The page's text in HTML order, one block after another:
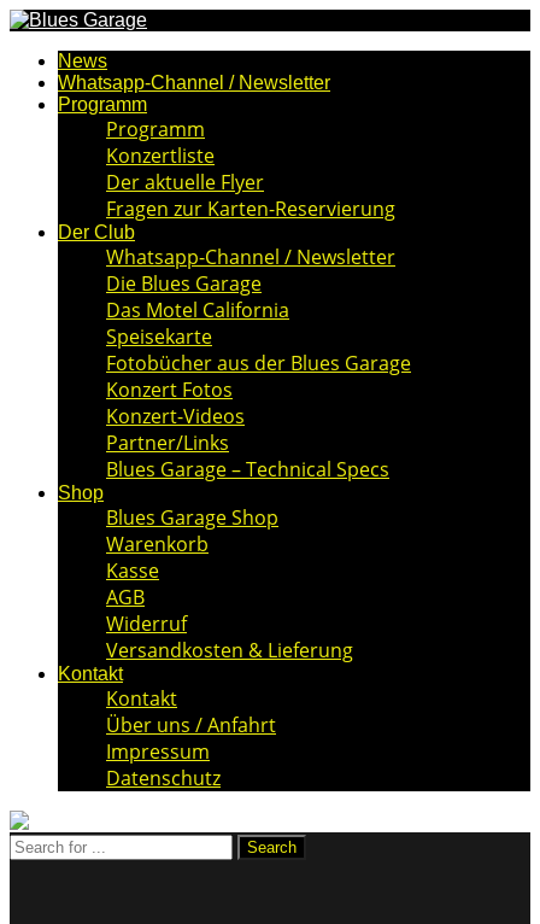
News
Whatsapp-Channel / Newsletter
Programm
Programm
Konzertliste
Der aktuelle Flyer
Fragen zur Karten-Reservierung
Der Club
Whatsapp-Channel / Newsletter
Die Blues Garage
Das Motel California
Speisekarte
Fotobücher aus der Blues Garage
Konzert Fotos
Konzert-Videos
Partner/Links
Blues Garage – Technical Specs
Shop
Blues Garage Shop
Warenkorb
Kasse
AGB
Widerruf
Versandkosten & Lieferung
Kontakt
Kontakt
Über uns / Anfahrt
Impressum
Datenschutz